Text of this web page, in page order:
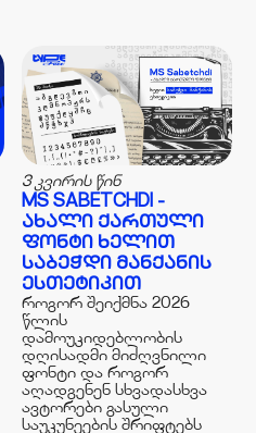
3 კვირის წინ
MS SABETCHDI -
ᲐᲮᲐᲚᲘ ᲥᲐᲠᲗᲣᲚᲘ
ᲤᲝᲜᲢᲘ ᲮᲔᲚᲘᲗ
ᲡᲐᲑᲔᲭᲓᲘ ᲛᲐᲜᲥᲐᲜᲘᲡ
ᲔᲡᲗᲔᲢᲘᲙᲘᲗ
როგორ შეიქმნა 2026
წლის
დამოუკიდებლობის
დღისადმი მიძღვნილი
ფონტი და როგორ
აღადგენენ სხვადასხვა
ავტორები გასული
საუკუნეების შრიფტებს